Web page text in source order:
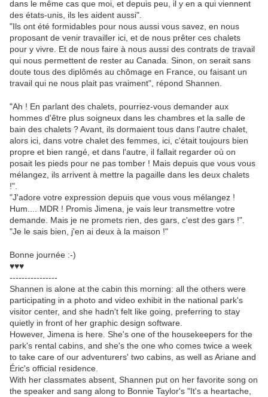
dans le même cas que moi, et depuis peu, il y en a qui viennent
des états-unis, ils les aident aussi".
"Ils ont été formidables pour nous aussi vous savez, en nous
proposant de venir travailler ici, et de nous prêter ces chalets
pour y vivre. Et de nous faire à nous aussi des contrats de travail
qui nous permettent de rester au Canada. Sinon, on serait sans
doute tous des diplômés au chômage en France, ou faisant un
travail qui ne nous plait pas vraiment", répond Shannen.
"Ah ! En parlant des chalets, pourriez-vous demander aux
hommes d'être plus soigneux dans les chambres et la salle de
bain des chalets ? Avant, ils dormaient tous dans l'autre chalet,
alors ici, dans votre chalet des femmes, ici, c'était toujours bien
propre et bien rangé, et dans l'autre, il fallait regarder où on
posait les pieds pour ne pas tomber ! Mais depuis que vous vous
mélangez, ils arrivent à mettre la pagaille dans les deux chalets
!".
"J'adore votre expression depuis que vous vous mélangez !
Hum.... MDR ! Promis Jimena, je vais leur transmettre votre
demande. Mais je ne promets rien, des gars, c'est des gars !".
"Je le sais bien, j'en ai deux à la maison !"
Bonne journée :-)
♥♥♥
----------------
Shannen is alone at the cabin this morning: all the others were
participating in a photo and video exhibit in the national park's
visitor center, and she hadn't felt like going, preferring to stay
quietly in front of her graphic design software.
However, Jimena is here. She's one of the housekeepers for the
park's rental cabins, and she's the one who comes twice a week
to take care of our adventurers' two cabins, as well as Ariane and
Éric's official residence.
With her classmates absent, Shannen put on her favorite song on
the speaker and sang along to Bonnie Taylor's "It's a heartache,